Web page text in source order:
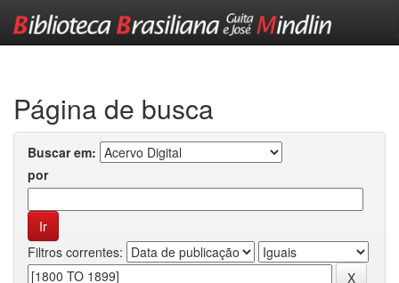
Página de busca
Buscar em:
por
Filtros correntes: